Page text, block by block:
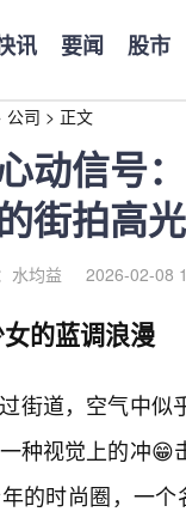
讯 要闻 股市
公司 > 正文
动信号
街拍高
水均益 2026-02-08
的蓝调浪漫
街道，空气中
种视觉上的冲
的时尚圈，一